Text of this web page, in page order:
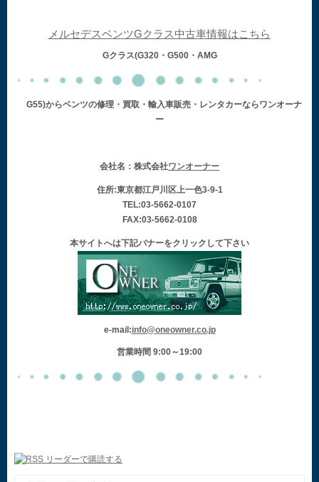
メルセデスベンツGクラス中古車情報はこちら
Gクラス(G320・G500・AMG
G55)からベンツの修理・買取・輸入車販売・レンタカーならワンオーナ
ー
会社名：株式会社ワンオーナー
住所:東京都江戸川区上一色3-9-1
TEL:03-5662-0107
FAX:03-5662-0108
本サイトへは下記バナーをクリックして下さい
e-mail:info@oneowner.co.jp
営業時間 9:00～19:00